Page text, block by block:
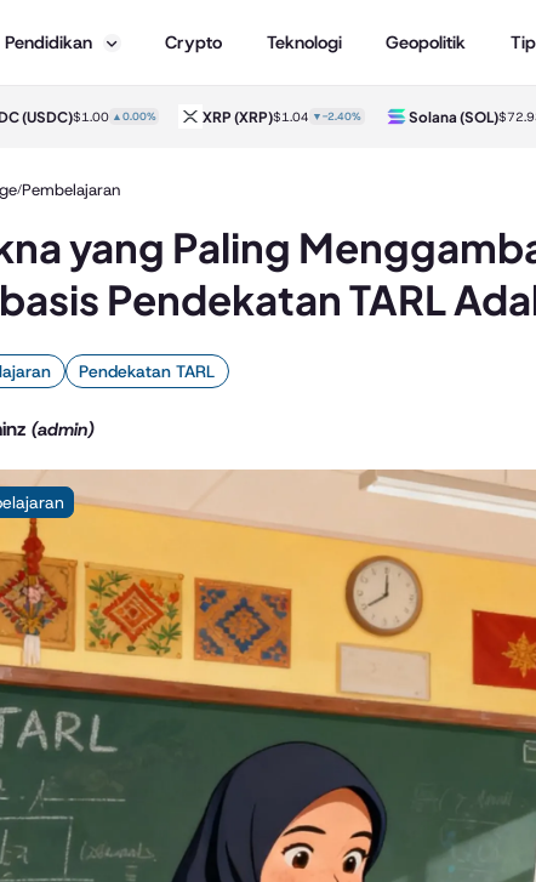
Pendidikan Crypto Teknologi Geopolitik
XRP(XRP) $1.04▼-2.40% Solana(SOL)$72.93 ▼-1.50% TRON
/Pembelajaran
yang Paling
Pendekatan TARL
Pendekatan TARL
(admin)